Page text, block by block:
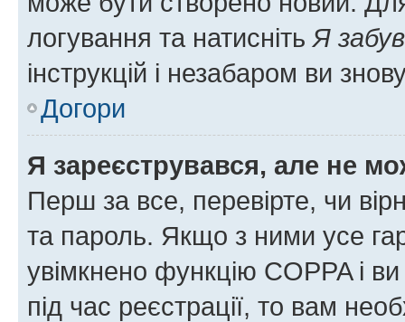
логування та натисніть Я
інструкцій і незабаром ви
Догори
Я зареєструвався, але не
Перш за все, перевірте, чи
та пароль. Якщо з ними усе
увімкнено функцію COPPA і
під час реєстрації, то вам